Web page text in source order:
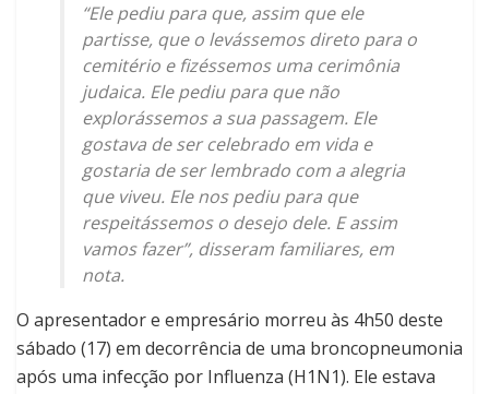
“Ele pediu para que, assim que ele
partisse, que o levássemos direto para o
cemitério e fizéssemos uma cerimônia
judaica. Ele pediu para que não
explorássemos a sua passagem. Ele
gostava de ser celebrado em vida e
gostaria de ser lembrado com a alegria
que viveu. Ele nos pediu para que
respeitássemos o desejo dele. E assim
vamos fazer”, disseram familiares, em
nota.
O apresentador e empresário morreu às 4h50 deste
sábado (17) em decorrência de uma broncopneumonia
após uma infecção por Influenza (H1N1). Ele estava